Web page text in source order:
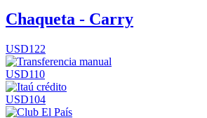
Chaqueta - Carry
USD122
USD110
USD104